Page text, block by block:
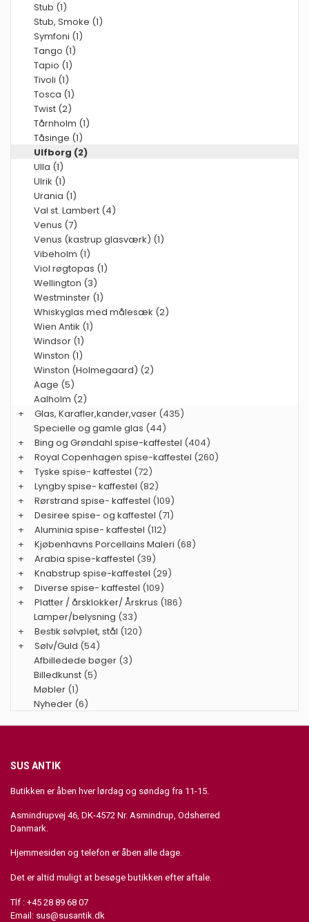
Stub (1)
Stub, Smoke (1)
Symfoni (1)
Tango (1)
Tapio (1)
Tivoli (1)
Tosca (1)
Twist (2)
Tårnholm (1)
Tåsinge (1)
Ulfborg (2)
Ulla (1)
Ulrik (1)
Urania (1)
Val st. Lambert (4)
Venus (7)
Venus (kastrup glasværk) (1)
Vibeholm (1)
Viol røgtopas (1)
Wellington (3)
Westminster (1)
Whiskyglas med målesæk (2)
Wien Antik (1)
Windsor (1)
Winston (1)
Winston (Holmegaard) (2)
Aage (5)
Aalholm (2)
+
Glas, Karafler,kander,vaser (435)
Specielle og gamle glas (44)
+
Bing og Grøndahl spise-kaffestel (404)
+
Royal Copenhagen spise-kaffestel (260)
+
Tyske spise- kaffestel (72)
+
Lyngby spise- kaffestel (82)
+
Rørstrand spise- kaffestel (109)
+
Desiree spise- og kaffestel (71)
+
Aluminia spise- kaffestel (112)
+
Kjøbenhavns Porcellains Maleri (68)
+
Arabia spise-kaffestel (39)
+
Knabstrup spise-kaffestel (29)
+
Diverse spise- kaffestel (109)
+
Platter / årsklokker/ Årskrus (186)
Lamper/belysning (33)
+
Bestik sølvplet, stål (120)
+
Sølv/Guld (54)
Afbilledede bøger (3)
Billedkunst (5)
Møbler (1)
Nyheder (6)
SUS ANTIK
Butikken er åben hver lørdag og søndag fra 11-15.
Asmindrupvej 46, DK-4572 Nr. Asmindrup, Odsherred
Danmark.
Hjemmesiden og telefon er åben alle dage.
Det er altid muligt at besøge butikken efter aftale.
Tlf : +45 28 89 68 07
Email: sus@susantik.dk